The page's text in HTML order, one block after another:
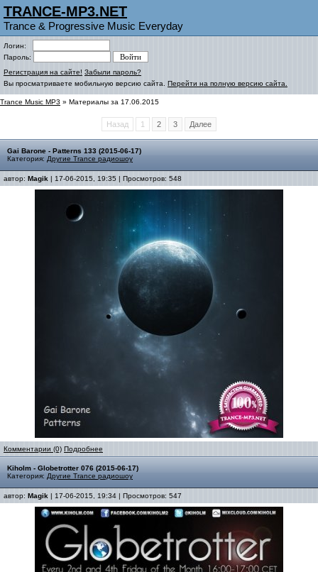
TRANCE-MP3.NET
Trance & Progressive Music Everyday
Логин:
Пароль:
Регистрация на сайте! Забыли пароль?
Вы просматриваете мобильную версию сайта. Перейти на полную версию сайта.
Trance Music MP3 » Материалы за 17.06.2015
Назад 1 2 3 Далее
Gai Barone - Patterns 133 (2015-06-17)
Категория: Другие Trance радиошоу
автор: Magik | 17-06-2015, 19:35 | Просмотров: 548
Комментарии (0) Подробнее
Kiholm - Globetrotter 076 (2015-06-17)
Категория: Другие Trance радиошоу
автор: Magik | 17-06-2015, 19:34 | Просмотров: 547